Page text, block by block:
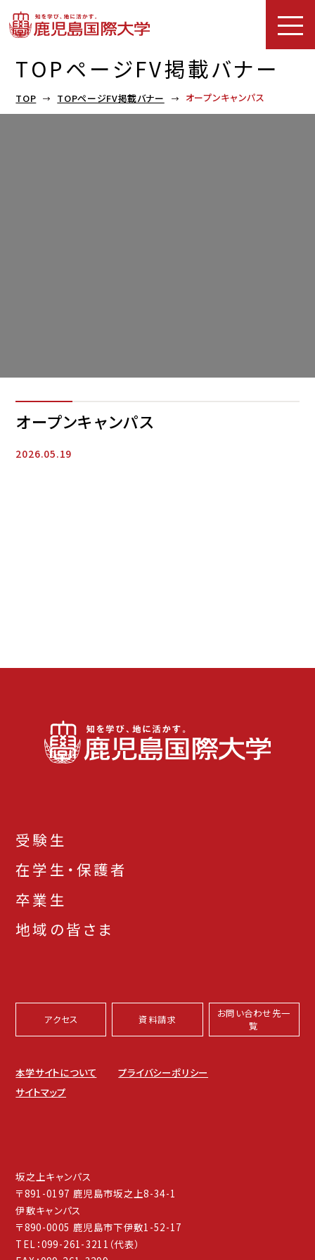
TOPページFV掲載バナー
TOP TOPページFV掲載バナー オープンキャンパス
オープンキャンパス
2026.05.19
受験生
在学生・保護者
卒業生
地域の皆さま
アクセス 資料請求
お問い合わせ先一
覧
本学サイトについて
プライバシーポリシー
サイトマップ
坂之上キャンパス
〒891-0197 鹿児島市坂之上8-34-1
伊敷キャンパス
〒890-0005 鹿児島市下伊敷1-52-17
TEL：099-261-3211（代表）